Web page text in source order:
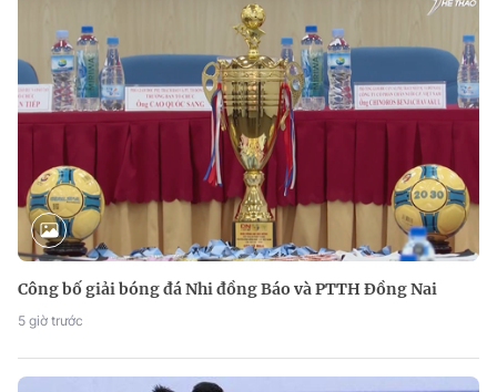
Công bố giải bóng đá Nhi đồng Báo và PTTH Đồng Nai
5 giờ trước